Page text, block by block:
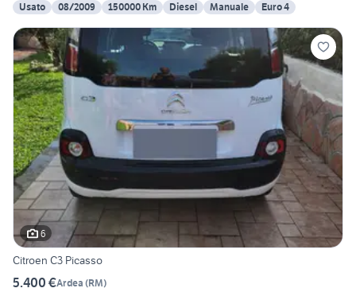
Usato
08/2009 150000 Km Diesel Manuale Euro 4
6
Citroen C3 Picasso
5.400 €Ardea (RM)